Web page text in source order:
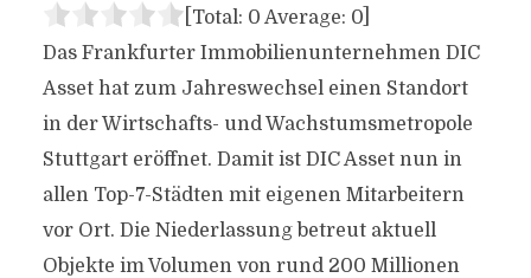
[Total: 0 Average: 0]
Das Frankfurter Immobilienunternehmen DIC
Asset hat zum Jahreswechsel einen Standort
in der Wirtschafts- und Wachstumsmetropole
Stuttgart eröffnet. Damit ist DIC Asset nun in
allen Top-7-Städten mit eigenen Mitarbeitern
vor Ort. Die Niederlassung betreut aktuell
Objekte im Volumen von rund 200 Millionen